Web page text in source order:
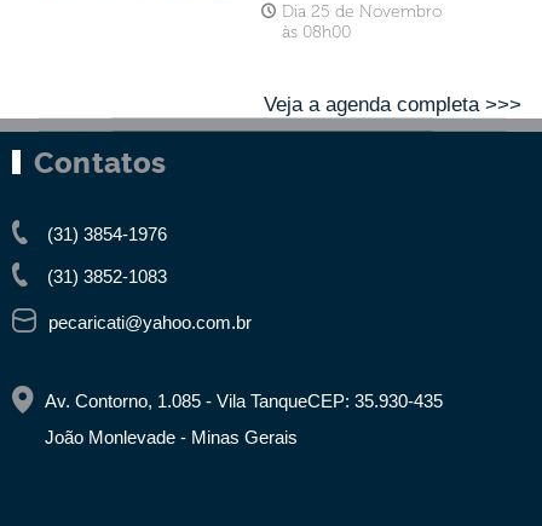
Dia 25 de Novembro
às 08h00
Veja a agenda completa >>>
Contatos
(31) 3854-1976
(31) 3852-1083
pecaricati@yahoo.com.br
Av. Contorno, 1.085 - Vila TanqueCEP: 35.930-435
João Monlevade - Minas Gerais